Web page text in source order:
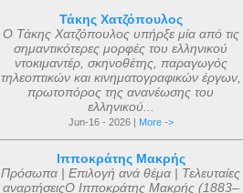
Τάκης Χατζόπουλος
Ο Τάκης Χατζόπουλος υπήρξε μία από τις
σημαντικότερες μορφές του ελληνικού
ντοκιμαντέρ, σκηνοθέτης, παραγωγός
τηλεοπτικών και κινηματογραφικών έργων,
πρωτοπόρος της ανανέωσης του
ελληνικού...
Jun-16 - 2026 | More ->
Ιπποκράτης Μακρής
Πρόσωπα | Επιλογή ανά θέμα | Τελευταίες
αναρτήσειςΟ Ιπποκράτης Μακρής (1883–